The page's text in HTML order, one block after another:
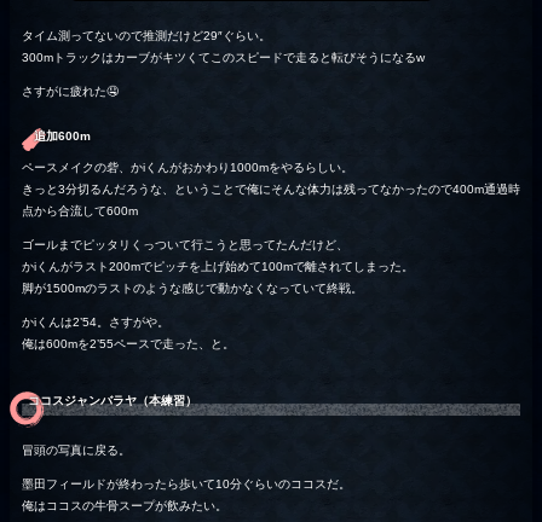
タイム測ってないので推測だけど29″ぐらい。
300mトラックはカーブがキツくてこのスピードで走ると転びそうになるw
さすがに疲れた🤤
追加600m
ペースメイクの砦、かiくんがおかわり1000mをやるらしい。
きっと3分切るんだろうな、ということで俺にそんな体力は残ってなかったので400m通過時
点から合流して600m
ゴールまでピッタリくっついて行こうと思ってたんだけど、
かiくんがラスト200mでピッチを上げ始めて100mで離されてしまった。
脚が1500mのラストのような感じで動かなくなっていて終戦。
かiくんは2’54。さすがや。
俺は600mを2’55ペースで走った、と。
ココスジャンバラヤ（本練習）
冒頭の写真に戻る。
墨田フィールドが終わったら歩いて10分ぐらいのココスだ。
俺はココスの牛骨スープが飲みたい。